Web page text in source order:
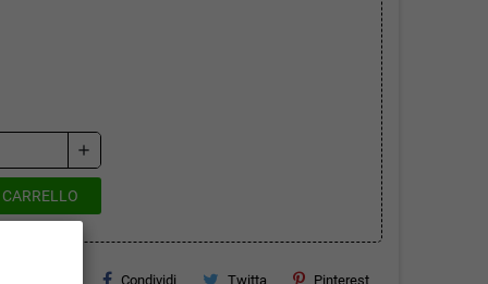
add
Condividi Twitta Pinterest